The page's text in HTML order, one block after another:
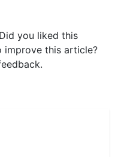
you liked this
improve this article?